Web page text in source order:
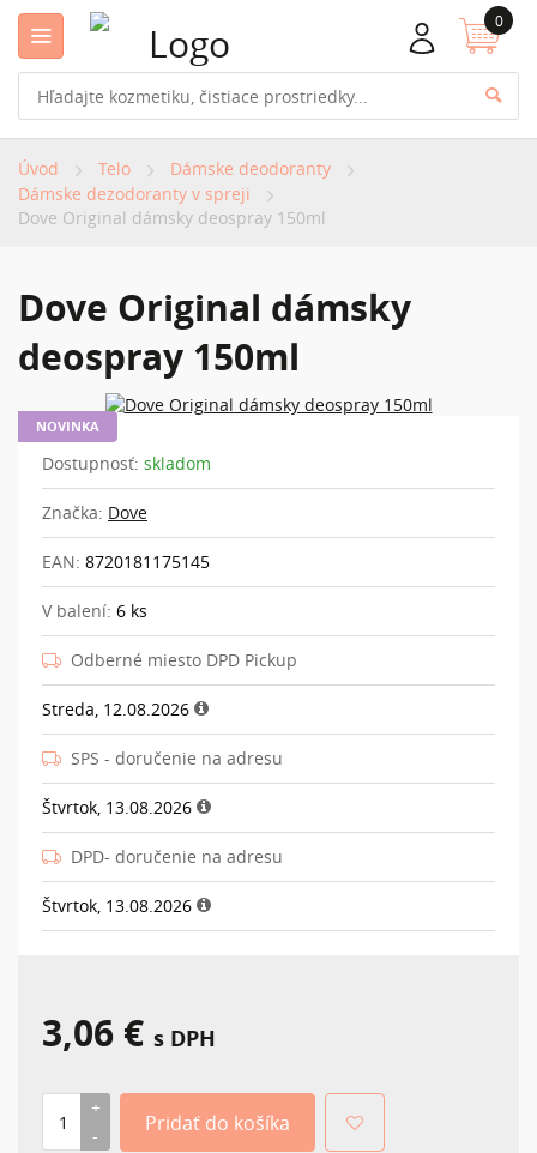
0
Úvod Telo
Dámske deodoranty
Dámske dezodoranty v spreji
Dove Original dámsky deospray 150ml
Dove Original dámsky
deospray 150ml
NOVINKA
Dostupnosť: skladom
Značka: Dove
EAN: 8720181175145
V balení: 6 ks
Odberné miesto DPD Pickup
Streda, 12.08.2026
SPS - doručenie na adresu
Štvrtok, 13.08.2026
DPD- doručenie na adresu
Štvrtok, 13.08.2026
3,06 € s DPH